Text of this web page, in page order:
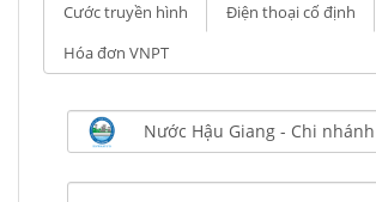
Cước truyền hình
Điện thoại cố định
Hóa đơn VNPT